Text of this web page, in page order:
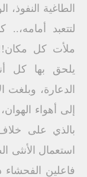
الطاغية النفوذ،
لتتعبد أمامه،..
ملأت كل مكان!!
يلحق بها كل
الدعارة،
إلى أهواء
بالذي على
استعمال
فاعلين الفحشاء